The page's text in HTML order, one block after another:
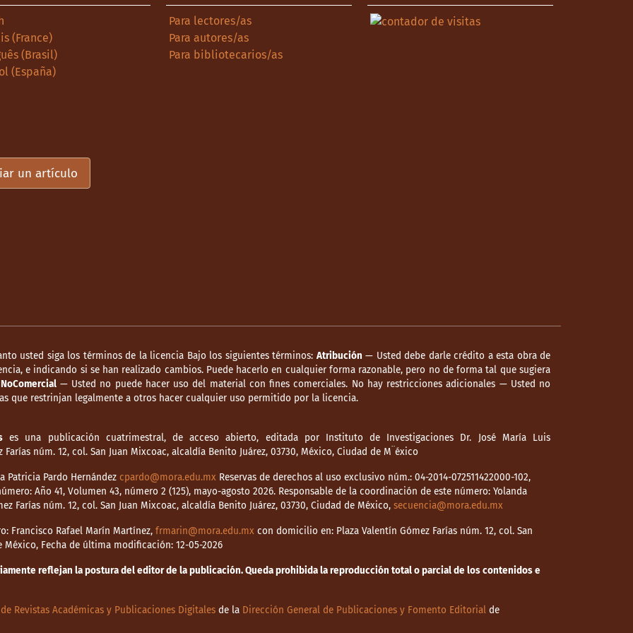
(France)
(Brasil)
(España)
Para lectores/as
Para autores/as
Para bibliotecarios/as
un artículo
usted siga los términos de la licencia Bajo los siguientes términos: Atribución — Usted debe darle crédito a esta obra de
e indicando si se han realizado cambios. Puede hacerlo en cualquier forma razonable, pero no de forma tal que sugiera
NoComercial— Usted no puede hacer uso del material con fines comerciales. No hay restricciones adicionales — Usted no
que restrinjan legalmente a otros hacer cualquier uso permitido por la licencia.
es una publicación cuatrimestral, de acceso abierto, editada por Instituto de Investigaciones Dr. José María Luis
Farías núm. 12, col. San Juan Mixcoac, alcaldía Benito Juárez, 03730, México, Ciudad de M¨éxico
Patricia Pardo Hernández cpardo@mora.edu.mx Reservas de derechos al uso exclusivo núm.: 04-2014-072511422000-102,
Año 41, Volumen 43, número 2 (125), mayo-agosto 2026. Responsable de la coordinación de este número: Yolanda
Farías núm. 12, col. San Juan Mixcoac, alcaldía Benito Juárez, 03730, Ciudad de México, secuencia@mora.edu.mx
Francisco Rafael Marín Martínez, frmarin@mora.edu.mx con domicilio en: Plaza Valentín Gómez Farías núm. 12, col. San
México, Fecha de última modificación: 12-05-2026
reflejan la postura del editor de la publicación. Queda prohibida la reproducción total o parcial de los contenidos e
Revistas Académicas y Publicaciones Digitales de la Dirección General de Publicaciones y Fomento Editorial de